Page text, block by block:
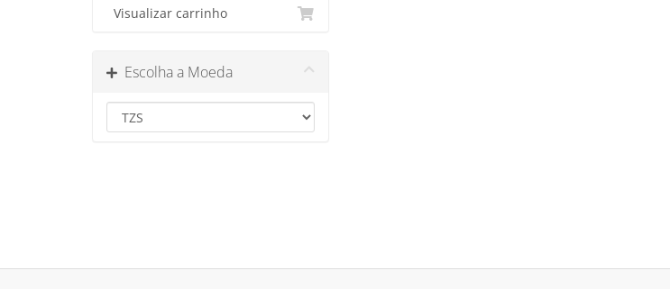
Visualizar carrinho
Escolha a Moeda